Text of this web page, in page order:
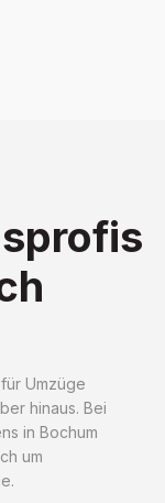
für Umzüge
hinaus. Bei
in Bochum
um